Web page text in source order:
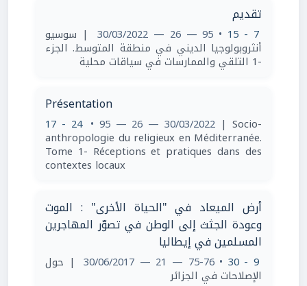
تقديم
7 - 15
• 95 — 26 — 30/03/2022 | سوسيو
أنثروبولوجيا الديني في منطقة المتوسط. الجزء
-1 التلقي والممارسات في سياقات محلية
Présentation
17 - 24 • 95 — 26 — 30/03/2022 | Socio-
anthropologie du religieux en Méditerranée.
Tome 1- Réceptions et pratiques dans des
contextes locaux
أرض الميعاد في "الحياة الأخرى" : الموت
وعودة الجثث إلى الوطن في تصوّر المهاجرين
المسلمين في إيطاليا
9 - 30
• 75-76 — 21 — 30/06/2017 | حول
الإصلاحات في الجزائر